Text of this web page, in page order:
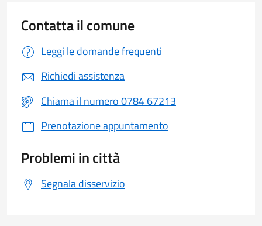
Contatta il comune
Leggi le domande frequenti
Richiedi assistenza
Chiama il numero 0784 67213
Prenotazione appuntamento
Problemi in città
Segnala disservizio